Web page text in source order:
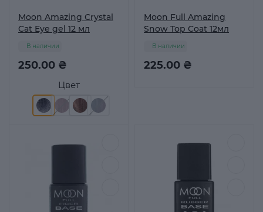
Moon Amazing Crystal
Cat Eye gel 12 мл
Цвет
250.00 ₴
В наличии
Moon Full Amazing
Snow Top Coat 12мл
225.00 ₴
В наличии